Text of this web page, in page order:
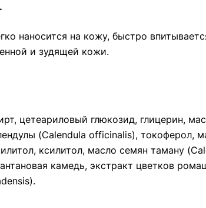
наносится на кожу, быстро
и зудящей кожи.
цетеариловый глюкозид, глицерин,
(Calendula officinalis), токоферол,
ксилитол, масло семян таману
камедь, экстракт цветков